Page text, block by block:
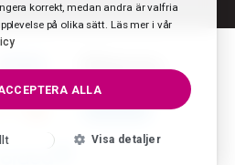
korrekt, medan andra är valfria
på olika sätt. Läs mer i vår
ALLA
Visa detaljer